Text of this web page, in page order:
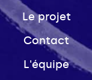
Le projet
Contact
L'équipe